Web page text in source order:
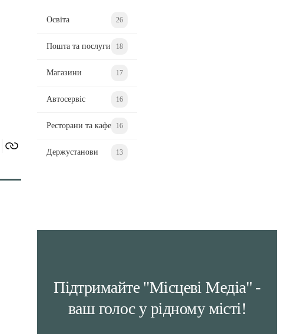
Освіта 26
Пошта та послуги 18
Магазини 17
Автосервіс 16
Ресторани та кафе 16
Держустанови 13
Підтримайте "Місцеві Медіа" -
ваш голос у рідному місті!